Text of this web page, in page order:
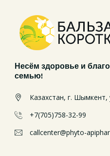
Несём здоровье и
семью!
Казахстан, г.
+7(705)758-32-99
callcenter@phyto-